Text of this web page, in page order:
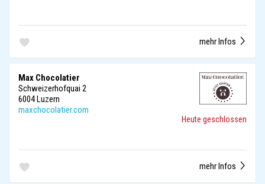
mehr Infos
Max Chocolatier
Schweizerhofquai 2
6004 Luzern
maxchocolatier.com
Heute geschlossen
mehr Infos